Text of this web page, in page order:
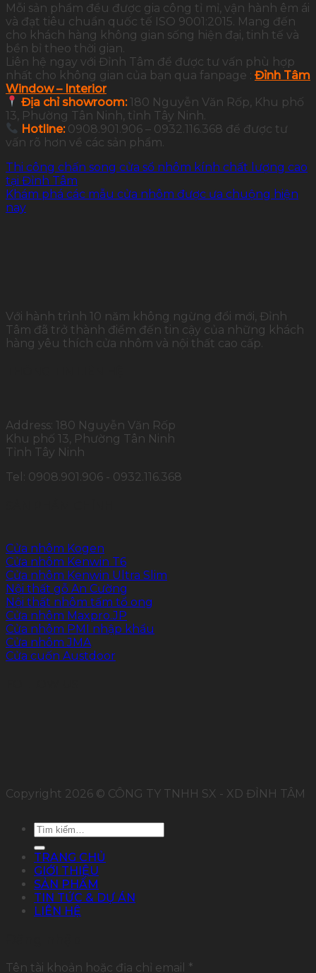
Mỗi sản phẩm đều được gia công tỉ mỉ, vận hành êm ái
và đạt tiêu chuẩn quốc tế ISO 9001:2015. Mang đến
cho khách hàng không gian sống hiện đại, tinh tế và
bền bỉ theo thời gian.
Liên hệ ngay với Đỉnh Tâm để được tư vấn phù hợp
nhất cho không gian của bạn qua fanpage : Đỉnh Tâm
Window – Interior
Địa chỉ showroom:180 Nguyễn Văn Rốp, Khu phố
13, Phường Tân Ninh, tỉnh Tây Ninh.
Hotline: 0908.901.906 – 0932.116.368 để được tư
vấn rõ hơn về các sản phẩm.
Thi công chấn song cửa sổ nhôm kính chất lượng cao
tại Đỉnh Tâm
Khám phá các mẫu cửa nhôm được ưa chuộng hiện
nay
Với hành trình 10 năm không ngừng đổi mới, Đỉnh
Tâm đã trở thành điểm đến tin cậy của những khách
hàng yêu thích cửa nhôm và nội thất cao cấp.
Address: 180 Nguyễn Văn Rốp
Khu phố 13, Phường Tân Ninh
Tỉnh Tây Ninh
Tel: 0908.901.906 - 0932.116.368
Cửa nhôm Kogen
Cửa nhôm Kenwin T6
Cửa nhôm Kenwin Ultra Slim
Nội thất gỗ An Cường
Nội thất nhôm tấm tổ ong
Cửa nhôm Maxpro.JP
Cửa nhôm PMI nhập khẩu
Cửa nhôm JMA
Cửa cuốn Austdoor
Copyright 2026 © CÔNG TY TNHH SX - XD ĐỈNH TÂM
Tìm
TRANG CHỦ
GIỚI THIỆU
SẢN PHẨM
TIN TỨC & DỰ ÁN
LIÊN HỆ
Tên tài khoản hoặc địa chỉ email *